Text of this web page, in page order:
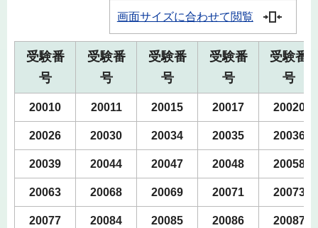
画面サイズに合わせて閲覧
受験番
号
受験番
号
受験番
号
受験番
号
受験番
号
20010 20011 20015 20017 20020
20026 20030 20034 20035 20036
20039 20044 20047 20048 20058
20063 20068 20069 20071 20073
20077 20084 20085 20086 20087